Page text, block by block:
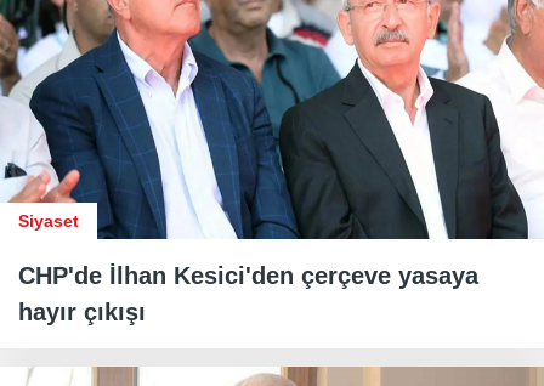
Siyaset
CHP'de İlhan Kesici'den çerçeve yasaya
hayır çıkışı